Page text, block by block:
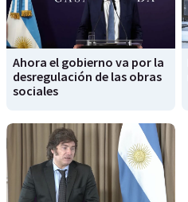
Ahora el gobierno va por la
desregulación de las obras
sociales